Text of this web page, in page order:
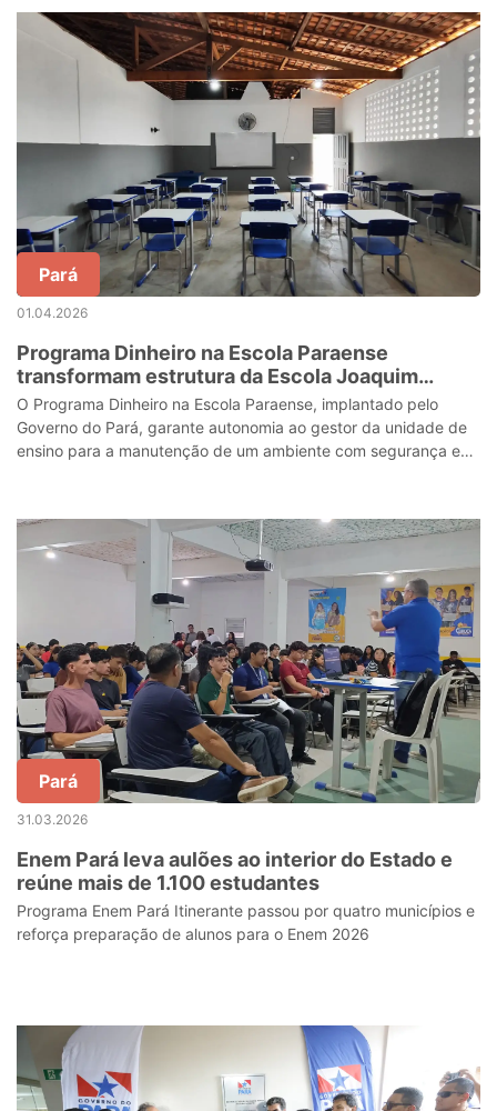
Pará
01.04.2026
Programa Dinheiro na Escola Paraense
transformam estrutura da Escola Joaquim
Almeida, no nordeste do estado
O Programa Dinheiro na Escola Paraense, implantado pelo
Governo do Pará, garante autonomia ao gestor da unidade de
ensino para a manutenção de um ambiente com segurança e
Pará
31.03.2026
Enem Pará leva aulões ao interior do Estado e
reúne mais de 1.100 estudantes
Programa Enem Pará Itinerante passou por quatro municípios e
reforça preparação de alunos para o Enem 2026